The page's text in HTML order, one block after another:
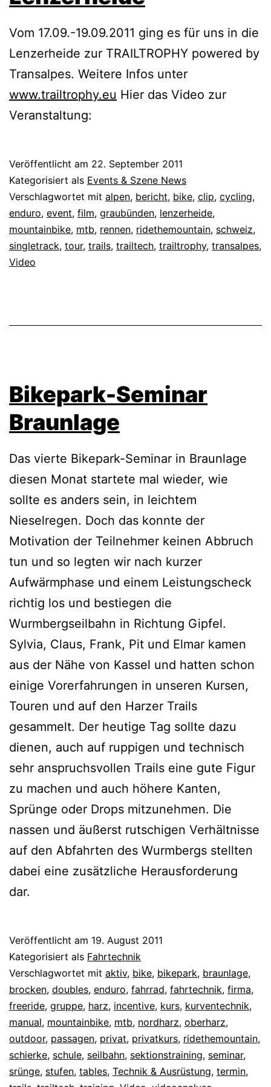
Vom 17.09.-19.09.2011 ging es für uns in die
Lenzerheide zur TRAILTROPHY powered by
Transalpes. Weitere Infos unter
www.trailtrophy.eu Hier das Video zur
Veranstaltung:
Veröffentlicht am 22. September 2011
Kategorisiert als Events & Szene News
Verschlagwortet mit alpen, bericht, bike, clip, cycling,
enduro, event, film, graubünden, lenzerheide,
mountainbike, mtb, rennen, ridethemountain, schweiz,
singletrack, tour, trails, trailtech, trailtrophy, transalpes,
Video
Bikepark-Seminar
Braunlage
Das vierte Bikepark-Seminar in Braunlage
diesen Monat startete mal wieder, wie
sollte es anders sein, in leichtem
Nieselregen. Doch das konnte der
Motivation der Teilnehmer keinen Abbruch
tun und so legten wir nach kurzer
Aufwärmphase und einem Leistungscheck
richtig los und bestiegen die
Wurmbergseilbahn in Richtung Gipfel.
Sylvia, Claus, Frank, Pit und Elmar kamen
aus der Nähe von Kassel und hatten schon
einige Vorerfahrungen in unseren Kursen,
Touren und auf den Harzer Trails
gesammelt. Der heutige Tag sollte dazu
dienen, auch auf ruppigen und technisch
sehr anspruchsvollen Trails eine gute Figur
zu machen und auch höhere Kanten,
Sprünge oder Drops mitzunehmen. Die
nassen und äußerst rutschigen Verhältnisse
auf den Abfahrten des Wurmbergs stellten
dabei eine zusätzliche Herausforderung
dar.
Veröffentlicht am 19. August 2011
Kategorisiert als Fahrtechnik
Verschlagwortet mit aktiv, bike, bikepark, braunlage,
brocken, doubles, enduro, fahrrad, fahrtechnik, firma,
freeride, gruppe, harz, incentive, kurs, kurventechnik,
manual, mountainbike, mtb, nordharz, oberharz,
outdoor, passagen, privat, privatkurs, ridethemountain,
schierke, schule, seilbahn, sektionstraining, seminar,
srünge, stufen, tables, Technik & Ausrüstung, termin,